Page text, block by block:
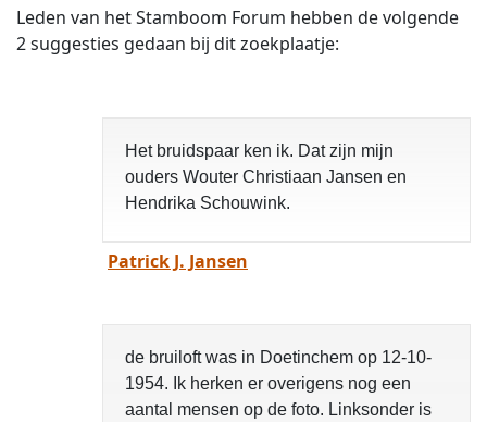
Leden van het Stamboom Forum hebben de volgende
2 suggesties gedaan bij dit zoekplaatje:
Het bruidspaar ken ik. Dat zijn mijn
ouders Wouter Christiaan Jansen en
Hendrika Schouwink.
Patrick J. Jansen
de bruiloft was in Doetinchem op 12-10-
1954. Ik herken er overigens nog een
aantal mensen op de foto. Linksonder is